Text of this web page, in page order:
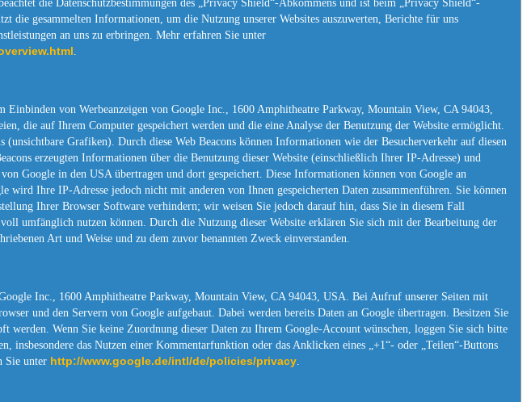
die Datenschutzbestimmungen des „Privacy Shield“-Abkommens und ist beim „Privacy Shield“-
die gesammelten Informationen, um die Nutzung unserer Websites auszuwerten, Berichte für uns
an uns zu erbringen. Mehr erfahren Sie unter
Einbinden von Werbeanzeigen von Google Inc., 1600 Amphitheatre Parkway, Mountain View, CA 94043,
die auf Ihrem Computer gespeichert werden und die eine Analyse der Benutzung der Website ermöglicht.
(unsichtbare Grafiken). Durch diese Web Beacons können Informationen wie der Besucherverkehr auf diesen
erzeugten Informationen über die Benutzung dieser Website (einschließlich Ihrer IP-Adresse) und
Google in den USA übertragen und dort gespeichert. Diese Informationen können von Google an
wird Ihre IP-Adresse jedoch nicht mit anderen von Ihnen gespeicherten Daten zusammenführen. Sie können
Ihrer Browser Software verhindern; wir weisen Sie jedoch darauf hin, dass Sie in diesem Fall
umfänglich nutzen können. Durch die Nutzung dieser Website erklären Sie sich mit der Bearbeitung der
Art und Weise und zu dem zuvor benannten Zweck einverstanden.
Inc., 1600 Amphitheatre Parkway, Mountain View, CA 94043, USA. Bei Aufruf unserer Seiten mit
und den Servern von Google aufgebaut. Dabei werden bereits Daten an Google übertragen. Besitzen Sie
werden. Wenn Sie keine Zuordnung dieser Daten zu Ihrem Google-Account wünschen, loggen Sie sich bitte
insbesondere das Nutzen einer Kommentarfunktion oder das Anklicken eines „+1“- oder „Teilen“-Buttons
Sie unter http://www.google.de/intl/de/policies/privacy